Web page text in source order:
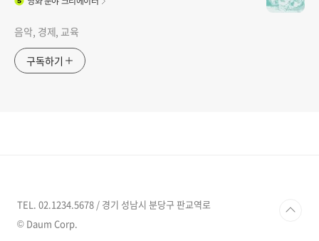
음악, 경제, 교육
구독하기
TEL. 02.1234.5678 / 경기 성남시 분당구 판교역로
© Daum Corp.